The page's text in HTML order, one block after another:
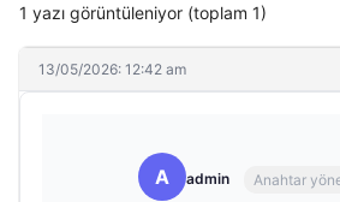
1 yazı görüntüleniyor (toplam 1)
13/05/2026: 12:42 am
A admin Anahtar